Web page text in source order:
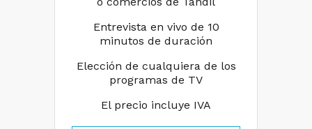
Entrevista en vivo de 10
minutos de duración
Elección de cualquiera de los
programas de TV
El precio incluye IVA